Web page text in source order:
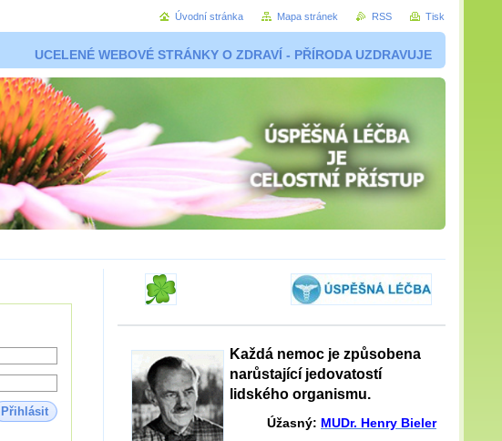
UCELENÉ WEBOVÉ STRÁNKY O ZDRAVÍ - PŘÍRODA UZDRAVUJE
Přihlásit
Každá nemoc je způsobena
narůstající jedovatostí
lidského organismu.
Úžasný: MUDr. Henry Bieler
Úvodní stránka Mapa stránek RSS Tisk